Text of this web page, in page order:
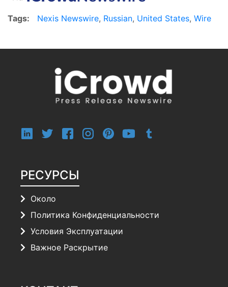
Tags: Nexis Newswire, Russian, United States, Wire
РЕСУРСЫ
Около
Политика Конфиденциальности
Условия Эксплуатации
Важное Раскрытие